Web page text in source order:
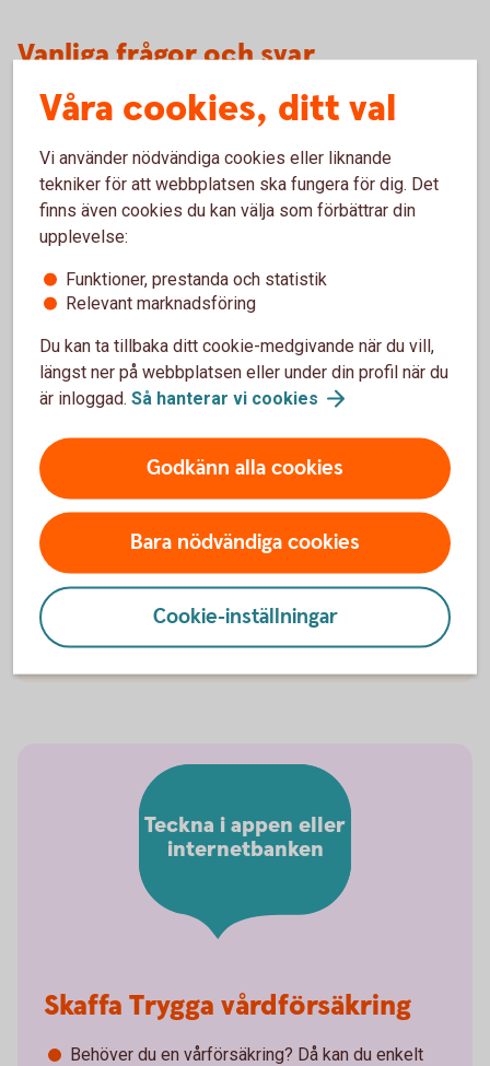
Vanliga frågor och svar
Vad kostar vårdförsäkringen?
Vem kan teckna vårdförsäkringen?
Ska jag ringa er sjukvårdsrådgivning när jag blir
Behöver jag betala vården själv och sedan
begära ersättning från försäkringen?
Har försäkringen någon självrisk?
Vad menas med vårdgaranti?
Hur fungerar det om jag behöver läkarvård när
jag är utomlands?
Har sjukvårdsförsäkring ändrat namn?
Hur avslutar jag min försäkring?
Skaffa Trygga vårdförsäkring
Behöver du en vårförsäkring? Då kan du enkelt
Teckna i appen eller
internetbanken
Våra cookies, ditt val
Vi använder nödvändiga cookies eller liknande
tekniker för att webbplatsen ska fungera för dig. Det
finns även cookies du kan välja som förbättrar din
upplevelse:
Funktioner, prestanda och statistik
Relevant marknadsföring
Du kan ta tillbaka ditt cookie-medgivande när du vill,
längst ner på webbplatsen eller under din profil när du
är inloggad. Så hanterar vi cookies
Godkänn alla cookies
Bara nödvändiga cookies
Cookie-inställningar